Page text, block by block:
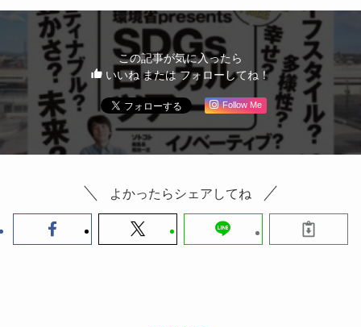
この記事が気に入ったら
いいね または フォローしてね！
Follow Me
よかったらシェアしてね